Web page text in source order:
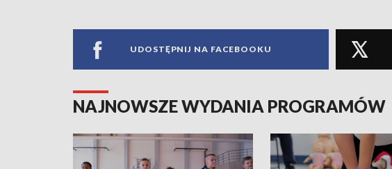
UDOSTĘPNIJ NA FACEBOOKU
NAJNOWSZE WYDANIA PROGRAMÓW